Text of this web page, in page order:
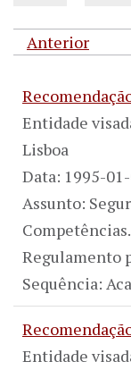
Anterior
Entidade
Lisboa
Data: 1995-
Assunto:
Regulamento
Sequência:
Entidade